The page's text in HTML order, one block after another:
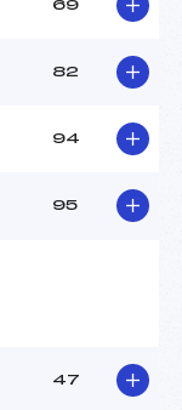
69
82
94
95
47